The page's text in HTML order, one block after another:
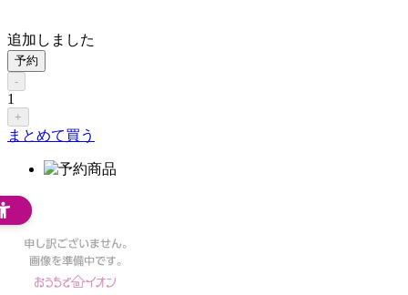
追加しました
予約
-
1
+
まとめて買う